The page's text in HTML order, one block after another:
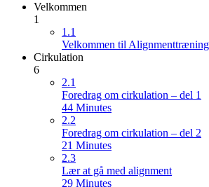
Velkommen
1
1.1
Velkommen til
Cirkulation
6
2.1
Foredrag om cirkulation – del 1
44 Minutes
2.2
Foredrag om cirkulation – del 2
21 Minutes
2.3
Lær at gå med alignment
29 Minutes